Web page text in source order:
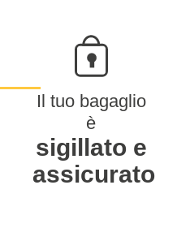
Il tuo bagaglio
è
sigillato e
assicurato